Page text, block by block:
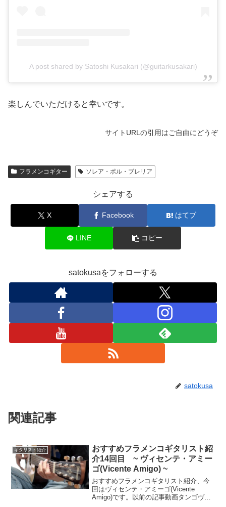
A post shared by Satoshi Kusakari (@guitarkusakari)
楽しんでいただけると幸いです。
サイトURLの引用はご自由にどうぞ
フラメンコギター ソレア・ポル・ブレリア
シェアする
X Facebook はてブ
LINE コピー
satokusaをフォローする
satokusa
関連記事
ギタリスト紹介
おすすめフラメンコギタリスト紹
介14回目 ~ ヴィセンテ・アミー
ゴ(Vicente Amigo) ~
おすすめフラメンコギタリスト紹介、今
回はヴィセンテ・アミーゴ(Vicente
Amigo)です。以前の記事動画タンゴヴィ